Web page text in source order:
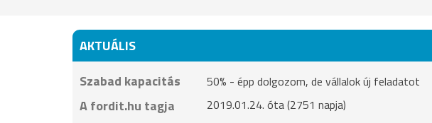
AKTUÁLIS
Szabad kapacitás
50% - épp dolgozom, de vállalok új feladatot
A fordit.hu tagja 2019.01.24. óta (2751 napja)